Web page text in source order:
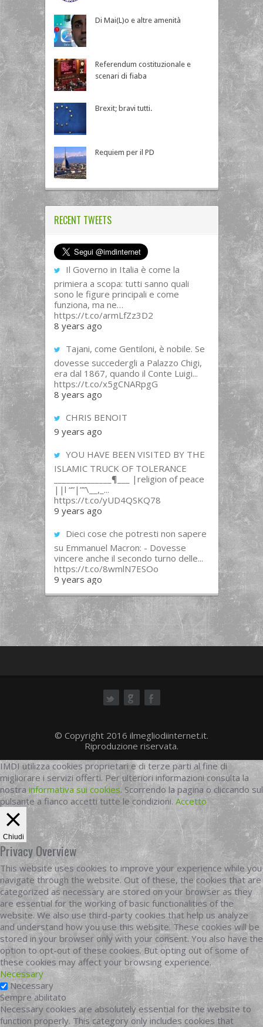
Di Mai(L)o e altre amenità
Referendum costituzionale e
scenari di fiaba
Brexit; bravi tutti.
Requiem per il PD
RECENT TWEETS
Il Governo in Italia è come la
primiera a scopa: tutti sanno quali
sono le figure principali e come
funziona, ma ne…
https://t.co/armLfZz3D2
8 years ago
Tajani, come Gentiloni, è nobile. Se
dovesse succedergli a Palazzo Chigi,
era dal 1867, quando il Conte Luigi...
https://t.co/x5gCNARpgG
8 years ago
CHRIS BENOIT
9 years ago
YOU HAVE BEEN VISITED BY THE
ISLAMIC TRUCK OF TOLERANCE
______________¶___ |religion of peace
||l “”|””\__,_...
https://t.co/yUD4QSKQ78
9 years ago
Dieci cose che potresti non sapere
su Emmanuel Macron: - Dovesse
vincere anche il secondo turno delle...
https://t.co/8wmlN7ESOo
9 years ago
© Copyright 2016 ilmegliodiinternet.it.
Riproduzione riservata.
IMDI utilizza cookies proprietari e di terze parti al fine di
migliorare i servizi offerti. Per ulteriori informazioni consulta la
nostrainformativa sui cookies. Scorrendo la pagina o cliccando sul
pulsante a fianco accetti tutte le condizioni. Accetto
Chiudi
Privacy Overview
This website uses cookies to improve your experience while you
navigate through the website. Out of these, the cookies that are
categorized as necessary are stored on your browser as they
are essential for the working of basic functionalities of the
website. We also use third-party cookies that help us analyze
and understand how you use this website. These cookies will be
stored in your browser only with your consent. You also have the
option to opt-out of these cookies. But opting out of some of
these cookies may affect your browsing experience.
Necessary
Necessary
Sempre abilitato
Necessary cookies are absolutely essential for the website to
function properly. This category only includes cookies that